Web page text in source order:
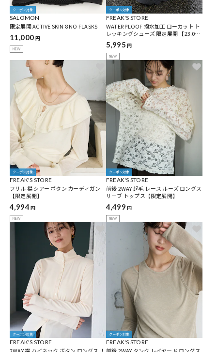
クーポン対象
SALOMON
限定展開 ACTIVE SKIN 8 NO FLASKS
11,000 円
NEW
クーポン対象
FREAK'S STORE
WATER PLOOF 撥水加工 ローカット ト
レッキングシューズ 限定展開 【23.0c
m~28.0cm】
5,995 円
NEW
クーポン対象
FREAK'S STORE
フリル 襟 シアー ボタン カーディガン
【限定展開】
4,994 円
NEW
クーポン対象
FREAK'S STORE
前後 2WAY 起毛 レース ルーズ ロングス
リーブ トップス【限定展開】
4,499 円
NEW
クーポン対象
FREAK'S STORE
2WAY 襟 ハイネック ボタン ロングスリ
クーポン対象
FREAK'S STORE
前後 2WAY タンク レイヤード ロングス